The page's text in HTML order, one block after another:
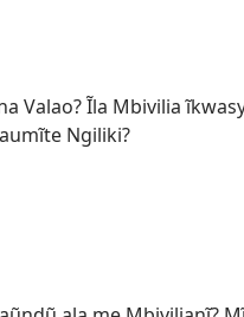
Valao? Ĩla Mbivilia
Ngiliki?